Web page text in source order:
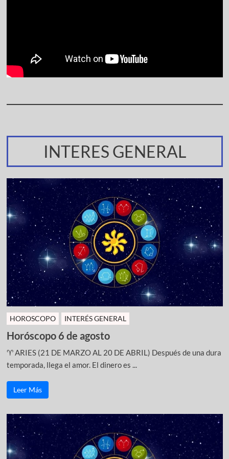
INTERES GENERAL
HOROSCOPO INTERÉS GENERAL
Horóscopo 6 de agosto
♈ ARIES (21 DE MARZO AL 20 DE ABRIL) Después de una dura
temporada, llega el amor. El dinero es ...
Leer Más